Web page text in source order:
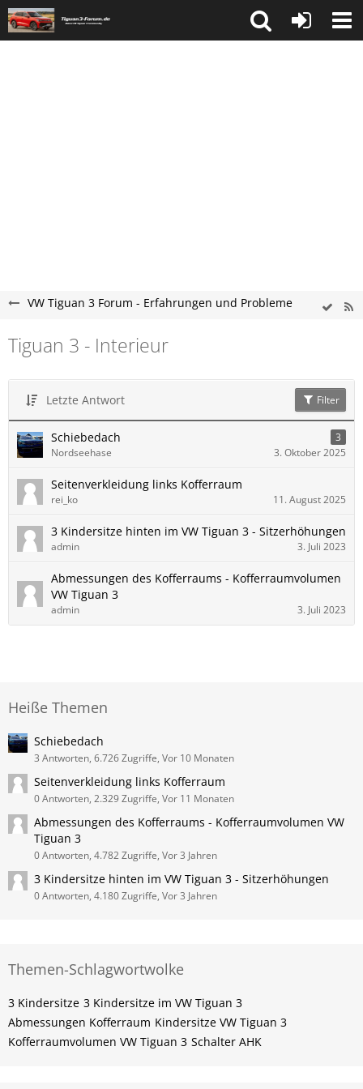
VW Tiguan 3 Forum - Erfahrungen und Probleme
Tiguan 3 - Interieur
Letzte Antwort Filter
Schiebedach
3
Nordseehase
3. Oktober 2025
Seitenverkleidung links Kofferraum
rei_ko 11. August 2025
3 Kindersitze hinten im VW Tiguan 3 - Sitzerhöhungen
admin 3. Juli 2023
Abmessungen des Kofferraums - Kofferraumvolumen
VW Tiguan 3
admin 3. Juli 2023
Heiße Themen
Schiebedach
3 Antworten, 6.726 Zugriffe, Vor 10 Monaten
Seitenverkleidung links Kofferraum
0 Antworten, 2.329 Zugriffe, Vor 11 Monaten
Abmessungen des Kofferraums - Kofferraumvolumen VW
Tiguan 3
0 Antworten, 4.782 Zugriffe, Vor 3 Jahren
3 Kindersitze hinten im VW Tiguan 3 - Sitzerhöhungen
0 Antworten, 4.180 Zugriffe, Vor 3 Jahren
Themen-Schlagwortwolke
3 Kindersitze 3 Kindersitze im VW Tiguan 3
Abmessungen Kofferraum Kindersitze VW Tiguan 3
Kofferraumvolumen VW Tiguan 3 Schalter AHK